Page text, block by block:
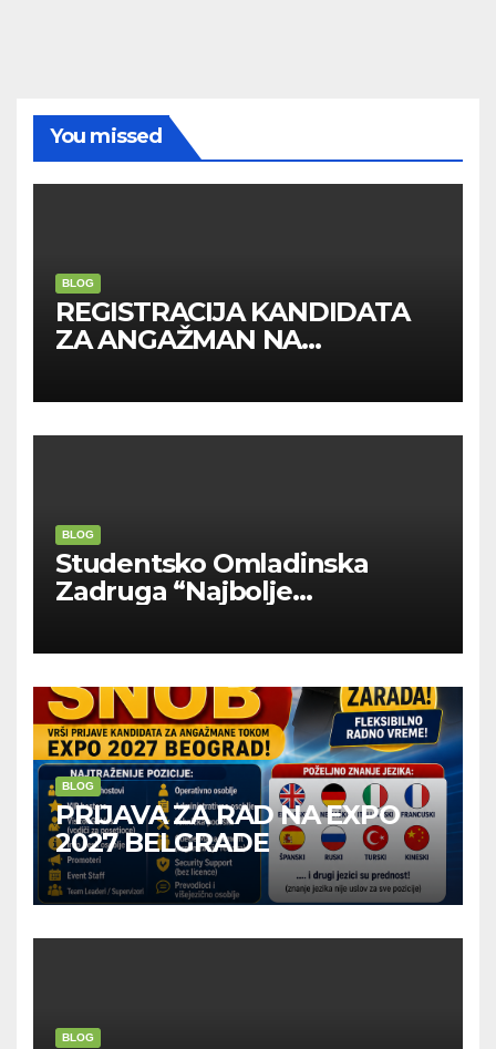
You missed
BLOG
REGISTRACIJA KANDIDATA
ZA ANGAŽMAN NA
BLOG
Studentsko Omladinska
Zadruga “Najbolje
BLOG
PRIJAVA ZA RAD NA EXPO
2027 BELGRADE
BLOG